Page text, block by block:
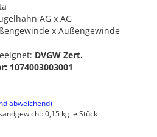
AG x AG
x Außengewinde
DVGW Zert.
1074003003001
abweichend)
0,15 kg je Stück